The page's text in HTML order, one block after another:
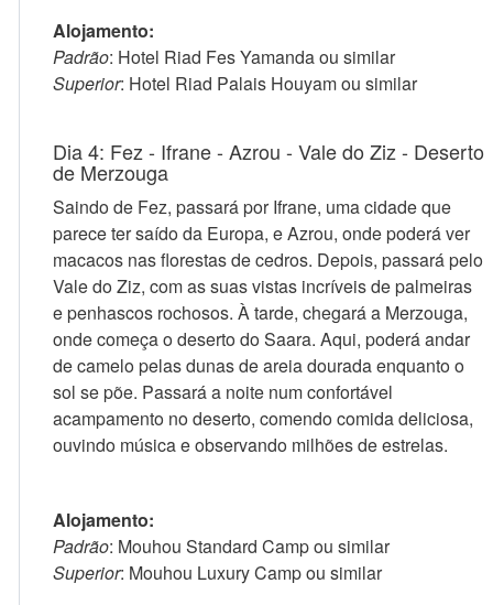
Alojamento:
Padrão: Hotel Riad Fes Yamanda ou similar
Superior: Hotel Riad Palais Houyam ou similar
Dia 4: Fez - Ifrane - Azrou - Vale do Ziz - Deserto
de Merzouga
Saindo de Fez, passará por Ifrane, uma cidade que
parece ter saído da Europa, e Azrou, onde poderá ver
macacos nas florestas de cedros. Depois, passará pelo
Vale do Ziz, com as suas vistas incríveis de palmeiras
e penhascos rochosos. À tarde, chegará a Merzouga,
onde começa o deserto do Saara. Aqui, poderá andar
de camelo pelas dunas de areia dourada enquanto o
sol se põe. Passará a noite num confortável
acampamento no deserto, comendo comida deliciosa,
ouvindo música e observando milhões de estrelas.
Alojamento:
Padrão: Mouhou Standard Camp ou similar
Superior: Mouhou Luxury Camp ou similar